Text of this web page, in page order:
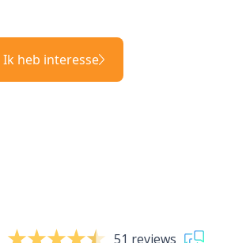
Ik heb interesse
51 reviews